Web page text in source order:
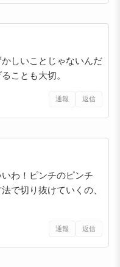
しいことじゃないんだ
ことも大切。
通報 返信
わ！ピンチのピンチ
で切り抜けていくの、
通報 返信